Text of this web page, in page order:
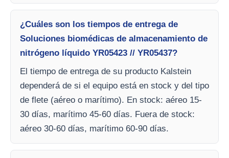
¿Cuáles son los tiempos de entrega de
Soluciones biomédicas de almacenamiento de
nitrógeno líquido YR05423 // YR05437?
El tiempo de entrega de su producto Kalstein
dependerá de si el equipo está en stock y del tipo
de flete (aéreo o marítimo). En stock: aéreo 15-
30 días, marítimo 45-60 días. Fuera de stock:
aéreo 30-60 días, marítimo 60-90 días.